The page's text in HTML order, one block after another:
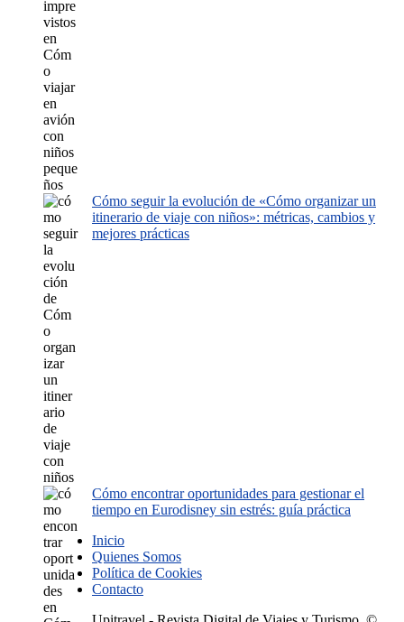
Cómo seguir la evolución de «Cómo organizar un
itinerario de viaje con niños»: métricas, cambios y
mejores prácticas
Cómo encontrar oportunidades para gestionar el
tiempo en Eurodisney sin estrés: guía práctica
Inicio
Quienes Somos
Política de Cookies
Contacto